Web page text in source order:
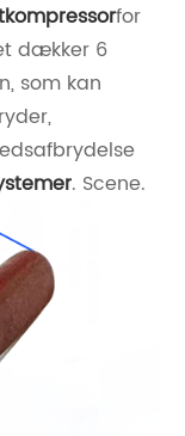
for
dækker 6
som kan
. Scene.